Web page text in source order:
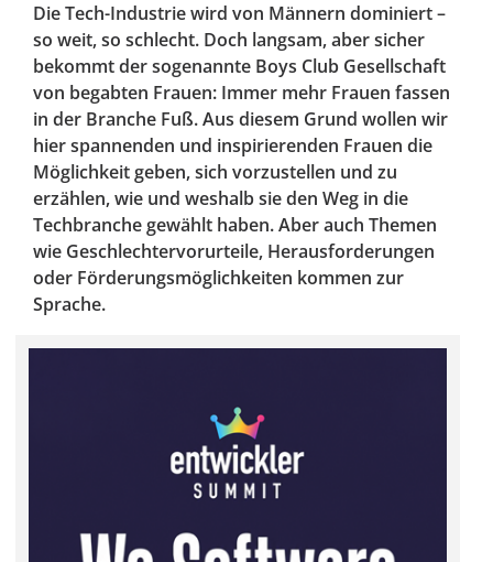
Die Tech-Industrie wird von Männern dominiert –
so weit, so schlecht. Doch langsam, aber sicher
bekommt der sogenannte Boys Club Gesellschaft
von begabten Frauen: Immer mehr Frauen fassen
in der Branche Fuß. Aus diesem Grund wollen wir
hier spannenden und inspirierenden Frauen die
Möglichkeit geben, sich vorzustellen und zu
erzählen, wie und weshalb sie den Weg in die
Techbranche gewählt haben. Aber auch Themen
wie Geschlechtervorurteile, Herausforderungen
oder Förderungsmöglichkeiten kommen zur
Sprache.